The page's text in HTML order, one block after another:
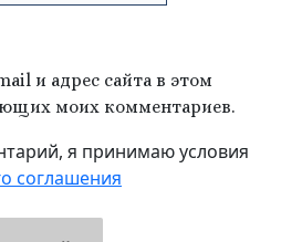
и адрес сайта в этом
моих комментариев.
я принимаю условия
соглашения